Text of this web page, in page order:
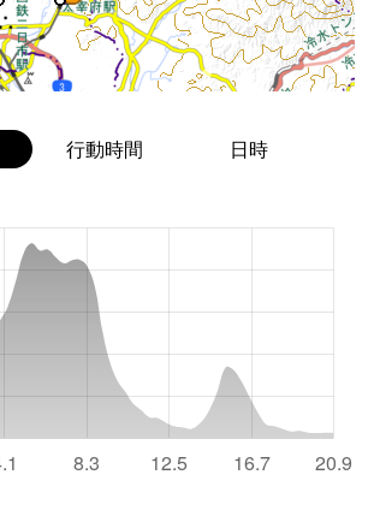
行動時間 日時